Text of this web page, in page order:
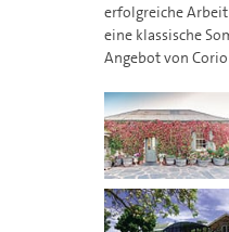
erfolgreiche
eine klassische
Angebot von